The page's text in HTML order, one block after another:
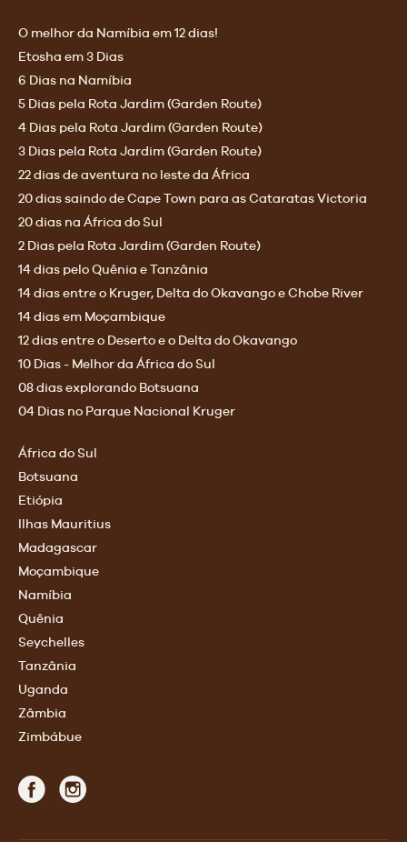
O melhor da Namíbia em 12 dias!
Etosha em 3 Dias
6 Dias na Namíbia
5 Dias pela Rota Jardim (Garden Route)
4 Dias pela Rota Jardim (Garden Route)
3 Dias pela Rota Jardim (Garden Route)
22 dias de aventura no leste da África
20 dias saindo de Cape Town para as Cataratas Victoria
20 dias na África do Sul
2 Dias pela Rota Jardim (Garden Route)
14 dias pelo Quênia e Tanzânia
14 dias entre o Kruger, Delta do Okavango e Chobe River
14 dias em Moçambique
12 dias entre o Deserto e o Delta do Okavango
10 Dias - Melhor da África do Sul
08 dias explorando Botsuana
04 Dias no Parque Nacional Kruger
África do Sul
Botsuana
Etiópia
Ilhas Mauritius
Madagascar
Moçambique
Namíbia
Quênia
Seychelles
Tanzânia
Uganda
Zâmbia
Zimbábue